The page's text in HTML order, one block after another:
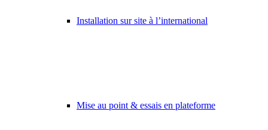
Installation sur site à l’international
Mise au point & essais en plateforme